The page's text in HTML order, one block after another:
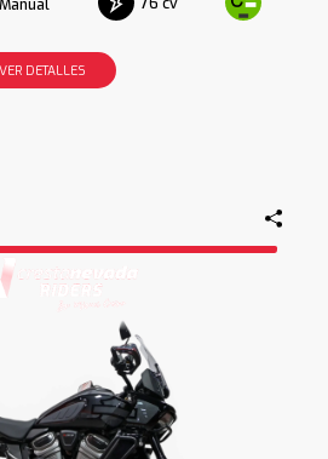
Manual 76 cv
VER DETALLES